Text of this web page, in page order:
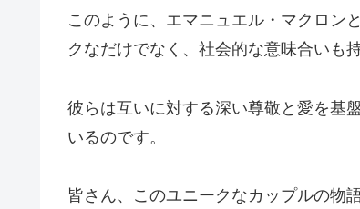
このように、エマニュエル・マクロン
クなだけでなく、社会的な意味合いも
彼らは互いに対する深い尊敬と愛を基
いるのです。
皆さん、このユニークなカップルの物